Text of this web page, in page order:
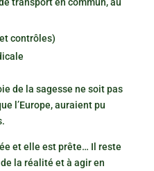
transport en commun, au
contrôles)
de la sagesse ne soit pas
l’Europe, auraient pu
et elle est prête… Il reste
la réalité et à agir en